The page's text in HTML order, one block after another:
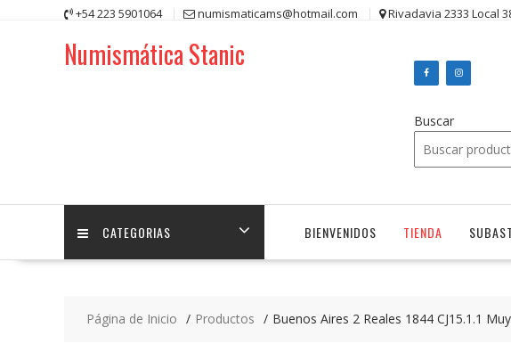
+54 223 5901064 numismaticams@hotmail.com Rivadavia 2333 Local
Numismática Stanic
Buscar
CATEGORIAS BIENVENIDOS TIENDA
Página de Inicio Productos Buenos Aires 2 Reales 1844 CJ15.1.1